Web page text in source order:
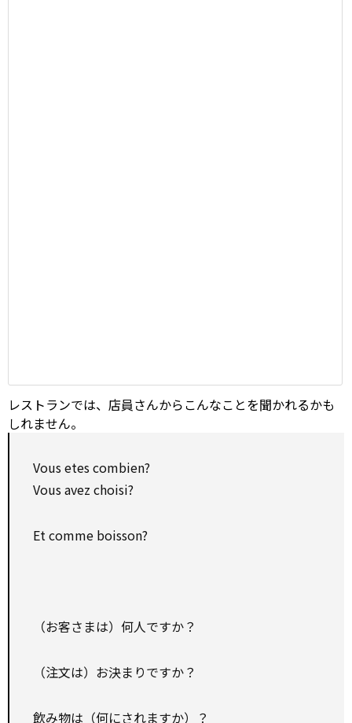
レストランでは、店員さんからこんなことを聞かれるかも
しれません。
Vous etes combien?
Vous avez choisi?
Et comme boisson?
（お客さまは）何人ですか？
（注文は）お決まりですか？
飲み物は（何にされますか）？